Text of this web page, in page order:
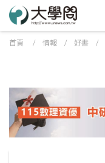
首頁 / 情報 / 好書 /